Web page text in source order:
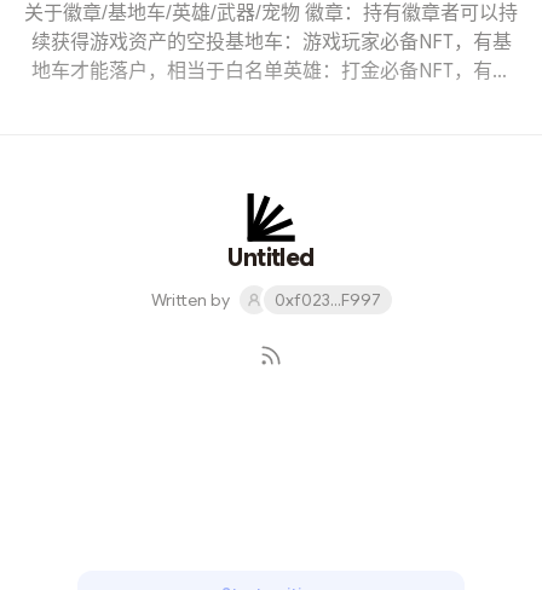
关于徽章/基地车/英雄/武器/宠物 徽章：持有徽章者可以持
续获得游戏资产的空投基地车：游戏玩家必备NFT，有基
地车才能落户，相当于白名单英雄：打金必备NFT，有英
助新人解惑。
Untitled
Written by 0xf023...F997